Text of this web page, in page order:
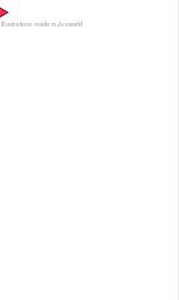
illustrations made in Josworld